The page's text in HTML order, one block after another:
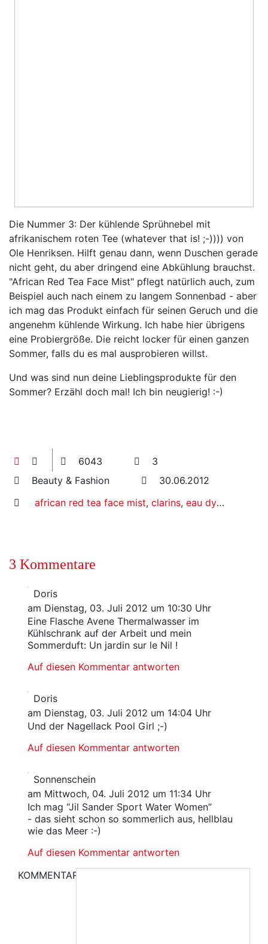
Die Nummer 3: Der kühlende Sprühnebel mit
afrikanischem roten Tee (whatever that is! ;-)))) von
Ole Henriksen. Hilft genau dann, wenn Duschen gerade
nicht geht, du aber dringend eine Abkühlung brauchst.
"African Red Tea Face Mist" pflegt natürlich auch, zum
Beispiel auch nach einem zu langem Sonnenbad - aber
ich mag das Produkt einfach für seinen Geruch und die
angenehm kühlende Wirkung. Ich habe hier übrigens
eine Probiergröße. Die reicht locker für einen ganzen
Sommer, falls du es mal ausprobieren willst.
Und was sind nun deine Lieblingsprodukte für den
Sommer? Erzähl doch mal! Ich bin neugierig! :-)
6043
3
Beauty & Fashion
30.06.2012
african red tea face mist, clarins, eau dynamisante
3 Kommentare
Doris
am Dienstag, 03. Juli 2012 um 10:30 Uhr
Eine Flasche Avene Thermalwasser im
Kühlschrank auf der Arbeit und mein
Sommerduft: Un jardin sur le Nil !
Auf diesen Kommentar antworten
Doris
am Dienstag, 03. Juli 2012 um 14:04 Uhr
Und der Nagellack Pool Girl ;-)
Auf diesen Kommentar antworten
Sonnenschein
am Mittwoch, 04. Juli 2012 um 11:34 Uhr
Ich mag “Jil Sander Sport Water Women”
- das sieht schon so sommerlich aus, hellblau
wie das Meer :-)
Auf diesen Kommentar antworten
KOMMENTAR